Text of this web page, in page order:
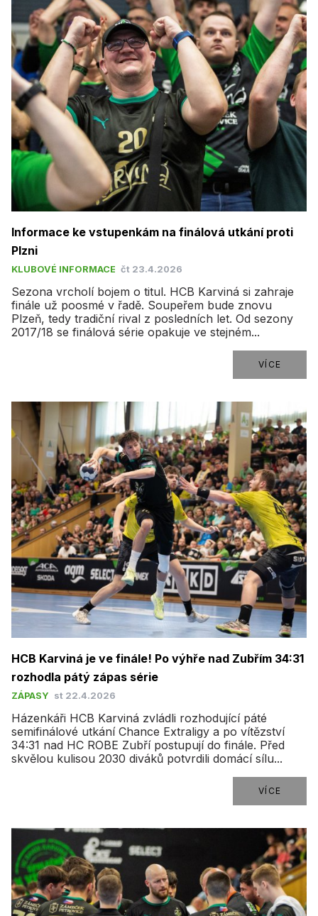
Informace ke vstupenkám na finálová utkání proti
Plzni
KLUBOVÉ INFORMACE čt 23.4.2026
Sezona vrcholí bojem o titul. HCB Karviná si zahraje
finále už poosmé v řadě. Soupeřem bude znovu
Plzeň, tedy tradiční rival z posledních let. Od sezony
2017/18 se finálová série opakuje ve stejném...
VÍCE
HCB Karviná je ve finále! Po výhře nad Zubřím 34:31
rozhodla pátý zápas série
ZÁPASY st 22.4.2026
Házenkáři HCB Karviná zvládli rozhodující páté
semifinálové utkání Chance Extraligy a po vítězství
34:31 nad HC ROBE Zubří postupují do finále. Před
skvělou kulisou 2030 diváků potvrdili domácí sílu...
VÍCE